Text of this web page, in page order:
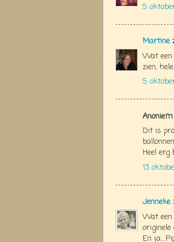
5
Martine
Wat
zien,
5
Dit is
Heel erg
13
Jenneke
Wat een
En